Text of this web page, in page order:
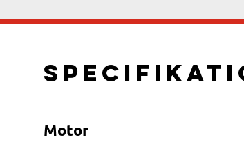
Motor